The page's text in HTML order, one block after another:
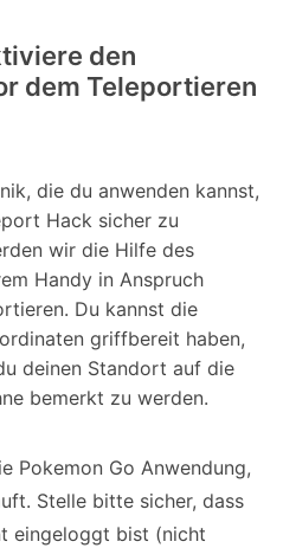
den
dem Teleportieren
die du anwenden kannst,
Hack sicher zu
wir die Hilfe des
Handy in Anspruch
Du kannst die
griffbereit haben,
deinen Standort auf die
bemerkt zu werden.
Pokemon Go Anwendung,
Stelle bitte sicher, dass
eingeloggt bist (nicht